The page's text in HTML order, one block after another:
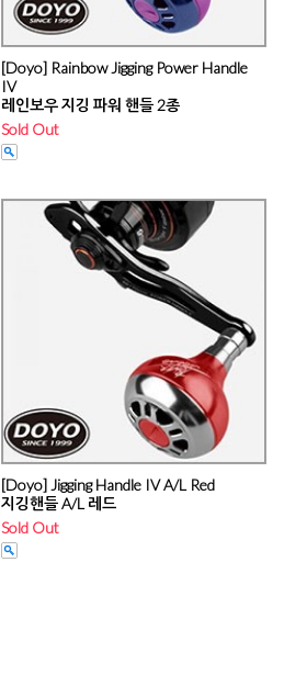
[Doyo] Rainbow Jigging Power Handle
IV
레인보우 지깅 파워 핸들 2종
Sold Out
[Doyo] Jigging Handle IV A/L Red
지깅핸들 A/L 레드
Sold Out